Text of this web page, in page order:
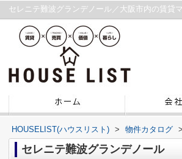
セレニテ難波グランデノール／大阪市内の賃貸
HOUSELIST(ハウスリスト) > 物件カタログ >
セレニテ難波グランデノール